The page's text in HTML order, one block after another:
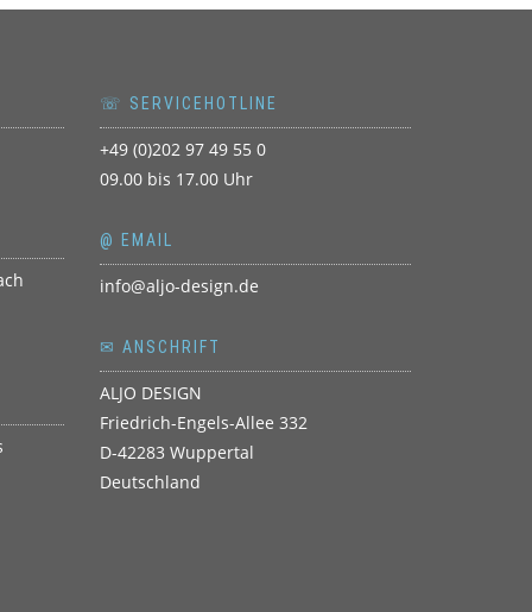
☏ SERVICEHOTLINE
+49 (0)202 97 49 55 0
09.00 bis 17.00 Uhr
@ EMAIL
info@aljo-design.de
✉ ANSCHRIFT
ALJO DESIGN
Friedrich-Engels-Allee 332
D-42283 Wuppertal
Deutschland